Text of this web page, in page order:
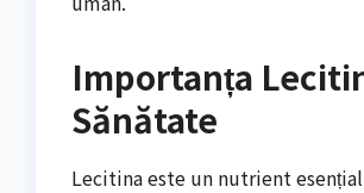
Importanța
Sănătate
Lecitina este un nutrient